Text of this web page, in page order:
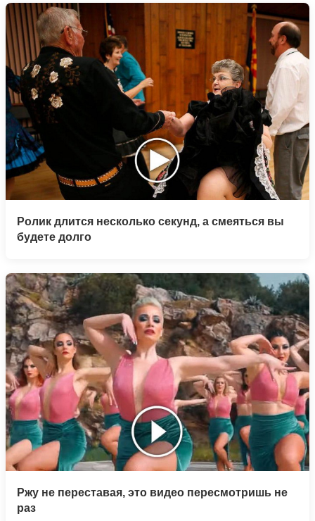
Ролик длится несколько секунд, а смеяться вы
будете долго
Ржу не переставая, это видео пересмотришь не
раз